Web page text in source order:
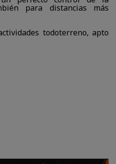
para distancias más
todoterreno, apto